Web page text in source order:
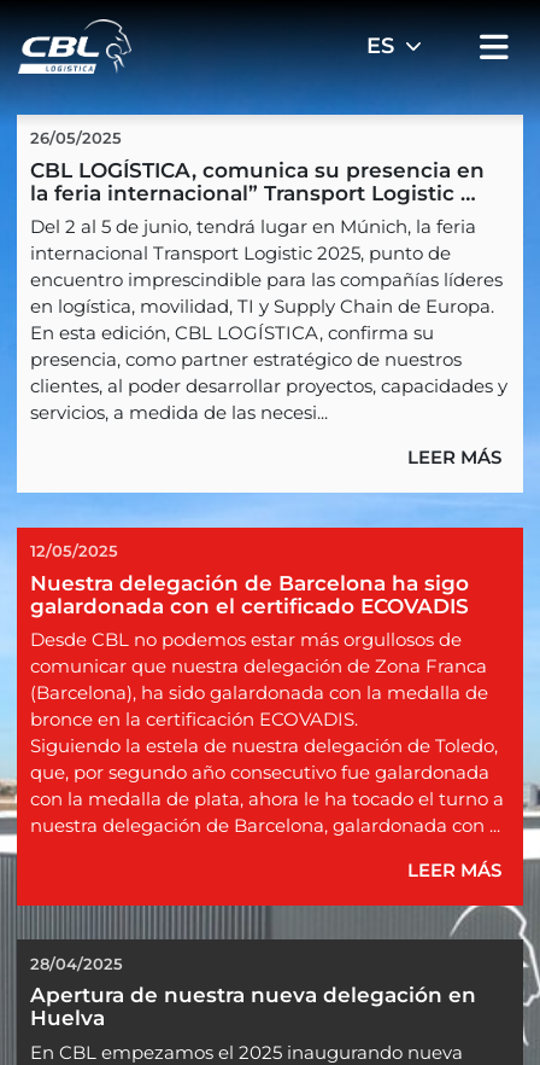
26/05/2025
CBL LOGÍSTICA, comunica su presencia en
la feria internacional” Transport Logistic
2025” en Múnich
Del 2 al 5 de junio, tendrá lugar en Múnich, la feria
internacional Transport Logistic 2025, punto de
encuentro imprescindible para las compañías líderes
en logística, movilidad, TI y Supply Chain de Europa.
En esta edición, CBL LOGÍSTICA, confirma su
presencia, como partner estratégico de nuestros
clientes, al poder desarrollar proyectos, capacidades y
servicios, a medida de las necesi...
LEER MÁS
12/05/2025
Nuestra delegación de Barcelona ha sigo
galardonada con el certificado ECOVADIS
Desde CBL no podemos estar más orgullosos de
comunicar que nuestra delegación de Zona Franca
(Barcelona), ha sido galardonada con la medalla de
bronce en la certificación ECOVADIS.
Siguiendo la estela de nuestra delegación de Toledo,
que, por segundo año consecutivo fue galardonada
con la medalla de plata, ahora le ha tocado el turno a
nuestra delegación de Barcelona, galardonada con ...
LEER MÁS
28/04/2025
Apertura de nuestra nueva delegación en
Huelva
En CBL empezamos el 2025 inaugurando nueva